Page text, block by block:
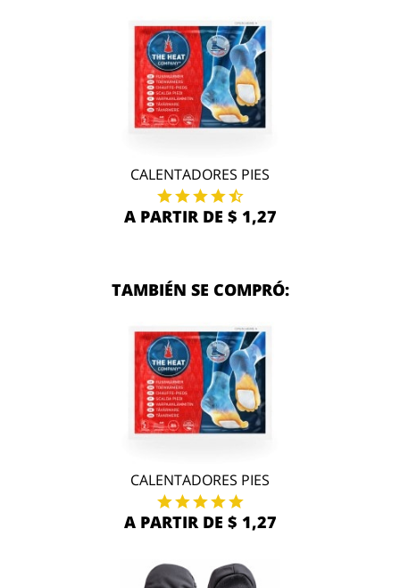
CALENTADORES PIES
A PARTIR DE $ 1,27
TAMBIÉN SE COMPRÓ:
CALENTADORES PIES
A PARTIR DE $ 1,27